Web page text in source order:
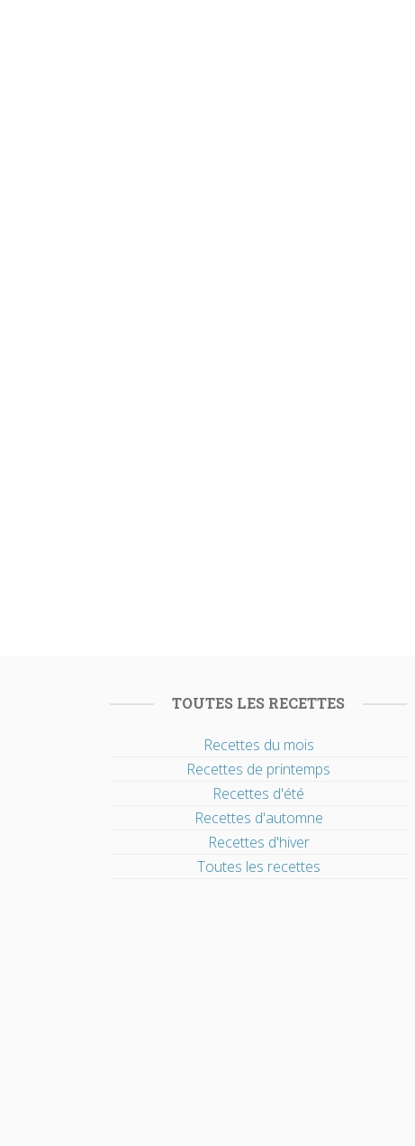
TOUTES LES RECETTES
Recettes du mois
Recettes de printemps
Recettes d'été
Recettes d'automne
Recettes d'hiver
Toutes les recettes